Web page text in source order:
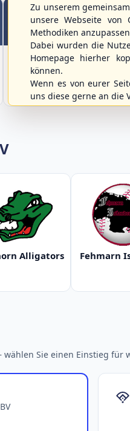
WBSC Europe
08:00 Uhr(€) Box-
Türkiye vs. Greece
U-23 Baseball European
Championship B Pool 2026 - Group
Alligators Fehmarn
wählen Sie einen Einstieg
Zu unserem
unsere Webseite
Methodiken
Dabei wurden die
Homepage hierher
können.
Wenn es von eurer
uns diese gerne an die